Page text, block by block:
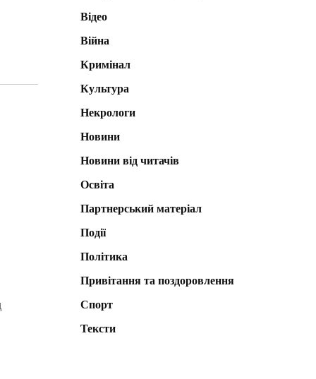
Відео
Війна
Кримінал
Культура
Некрологи
Новини
Новини від читачів
Освіта
Партнерський матеріал
Події
Політика
Привітання та поздоровлення
Спорт
Тексти